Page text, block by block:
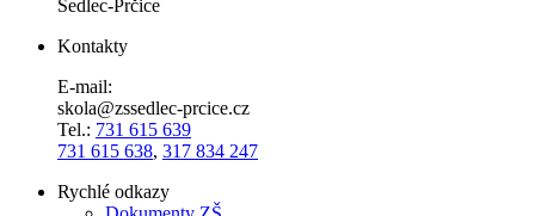
Sedlec-Prčice
Kontakty
E-mail:
skola@zssedlec-prcice.cz
Tel.: 731 615 639
731 615 638, 317 834 247
Rychlé odkazy